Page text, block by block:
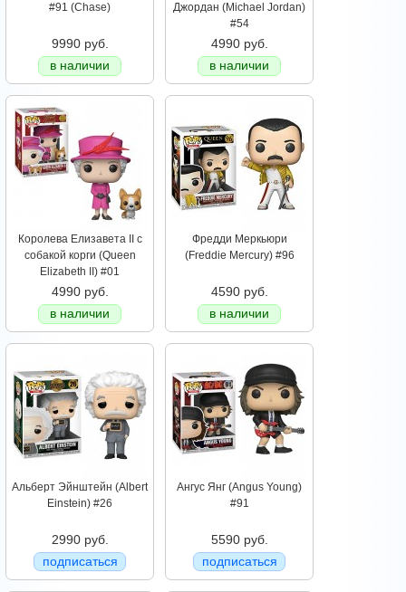
#91 (Chase)
9990 руб.
в наличии
Джордан (Michael Jordan)
#54
4990 руб.
в наличии
Королева Елизавета II с
собакой корги (Queen
Elizabeth II) #01
4990 руб.
в наличии
Фредди Меркьюри
(Freddie Mercury) #96
4590 руб.
в наличии
Альберт Эйнштейн (Albert
Einstein) #26
2990 руб.
подписаться
Ангус Янг (Angus Young)
#91
5590 руб.
подписаться